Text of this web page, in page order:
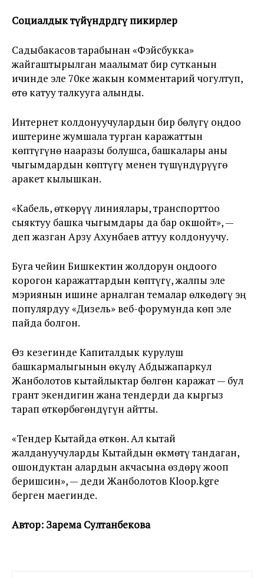
Социалдык түйүндөрдөгү пикирлер
Садыбакасов тарабынан «Фэйсбукка»
жайгаштырылган маалымат бир сутканын
ичинде эле 70ке жакын комментарий чогултуп,
өтө катуу талкууга алынды.
Интернет колдонуучулардын бир бөлүгү оңдоо
иштерине жумшала турган каражаттын
көптүгүнө нааразы болушса, башкалары аны
чыгымдардын көптүгү менен түшүндүрүүгө
аракет кылышкан.
«Кабель, өткөрүү линиялары, транспорттоо
сыяктуу башка чыгымдары да бар окшойт», —
деп жазган Арзу Ахунбаев аттуу колдонуучу.
Буга чейин Бишкектин жолдорун оңдоого
корогон каражаттардын көптүгү, жалпы эле
мэриянын ишине арналган темалар өлкөдөгү эң
популярдуу «Дизель» веб-форумунда көп эле
пайда болгон.
Өз кезегинде Капиталдык курулуш
башкармалыгынын өкүлү Абдыжапаркул
Жанболотов кытайлыктар бөлгөн каражат — бул
грант экендигин жана тендерди да кыргыз
тарап өткөрбөгөндүгүн айтты.
«Тендер Кытайда өткөн. Ал кытай
жалдануучуларды Кытайдын өкмөтү тандаган,
ошондуктан алардын акчасына өздөрү жооп
беришсин», — деди Жанболотов Kloop.kgге
берген маегинде.
Автор: Зарема Султанбекова